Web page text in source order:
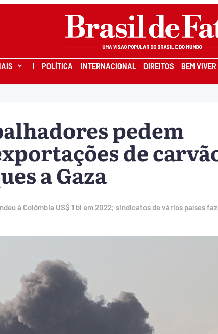
I POLÍTICA INTERNACIONAL DIREITOS BEM VIVER
pedem
de
a Gaza
à Colômbia US$ 1 bi em 2022; sindicatos de vários países